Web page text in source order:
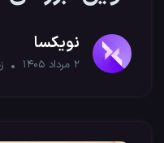
مقاومت‌های
نویکسا
۲ مرداد ۱۴۰۵